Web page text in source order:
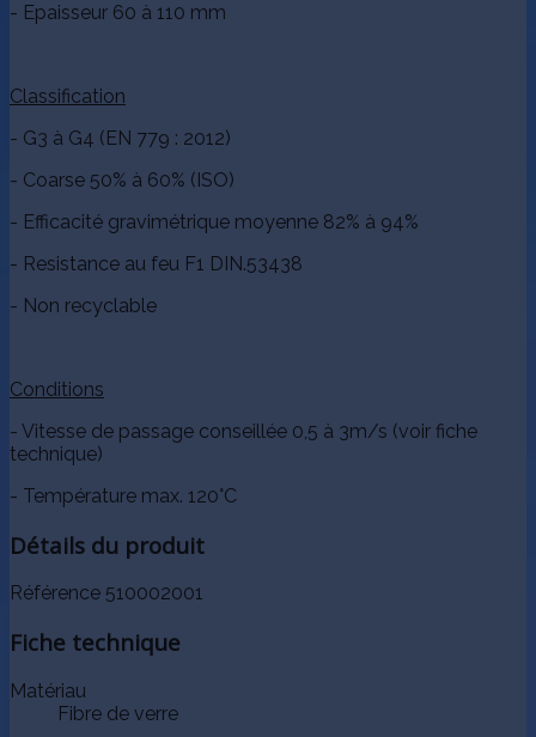
- Epaisseur 60 à 110 mm
Classification
- G3 à G4 (EN 779 : 2012)
- Coarse 50% à 60% (ISO)
- Efficacité gravimétrique moyenne 82% à 94%
- Resistance au feu F1 DIN.53438
- Non recyclable
Conditions
- Vitesse de passage conseillée 0,5 à 3m/s (voir fiche
technique)
- Température max. 120°C
Détails du produit
Référence 510002001
Fiche technique
Matériau
Fibre de verre